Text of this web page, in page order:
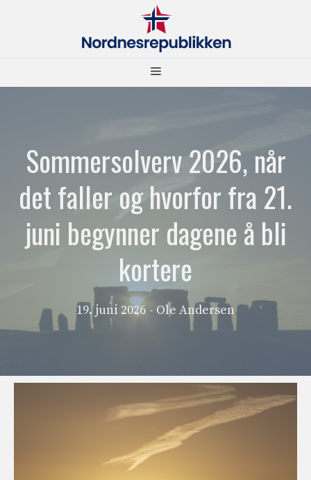
Meny
Sommersolverv 2026, når
det faller og hvorfor fra 21.
juni begynner dagene å bli
kortere
19. juni 2026 - Ole Andersen